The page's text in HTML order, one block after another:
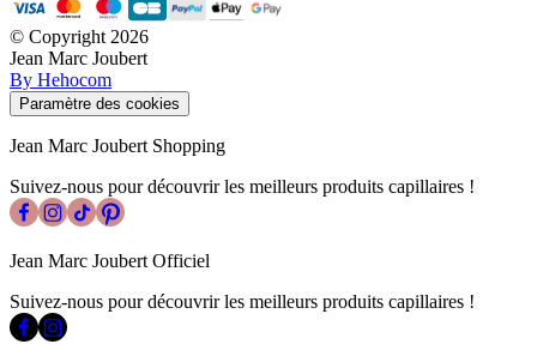
© Copyright 2026
Jean Marc Joubert
By Hehocom
Paramètre des cookies
Jean Marc Joubert Shopping
Suivez-nous pour découvrir les meilleurs produits capillaires !
Jean Marc Joubert Officiel
Suivez-nous pour découvrir les meilleurs produits capillaires !